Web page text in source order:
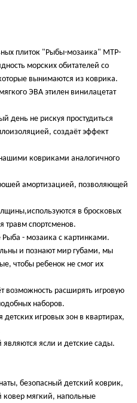
плиток "Рыбы-мозаика" MTP-
морских обитателей со
вынимаются из коврика.
ЭВА этилен винилацетат
день не рискуя простудиться
создаёт эффект
ковриками аналогичного
амортизацией, позволяющей
в бросковых
травм спортсменов.
- мозаика с картинками.
и познают мир губами, мы
чтобы ребенок не смог их
возможность расширять игровую
наборов.
игровых зон в квартирах,
ясли и детские сады.
безопасный детский коврик,
ковер мягкий, напольные